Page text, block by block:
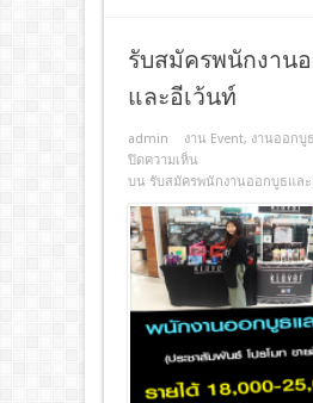
รับสมัครพนักงาน
และอีเว้นท์
admin งาน Event, งานออกบูธ
ปิดความเห็น
บน รับสมัครพนักงานออกบูธและ